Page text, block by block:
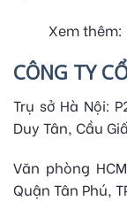
Xem thêm:
CÔNG TY
Trụ sở Hà Nội:
Duy Tân, Cầu
Văn phòng
Quận Tân Phú,